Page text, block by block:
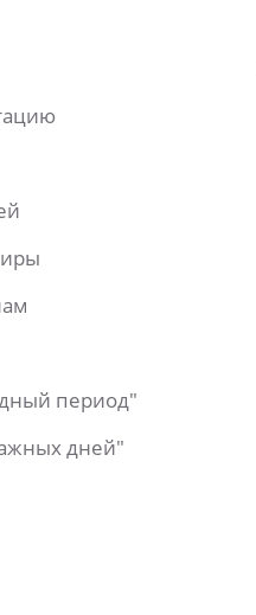
период"
дней"